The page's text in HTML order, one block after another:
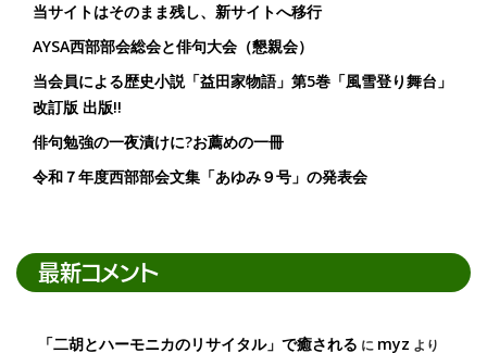
当サイトはそのまま残し、新サイトへ移行
AYSA西部部会総会と俳句大会（懇親会）
当会員による歴史小説「益田家物語」第5巻「風雪登り舞台」
改訂版 出版!!
俳句勉強の一夜漬けに?お薦めの一冊
令和７年度西部部会文集「あゆみ９号」の発表会
最新コメント
「二胡とハーモニカのリサイタル」で癒される に myz より